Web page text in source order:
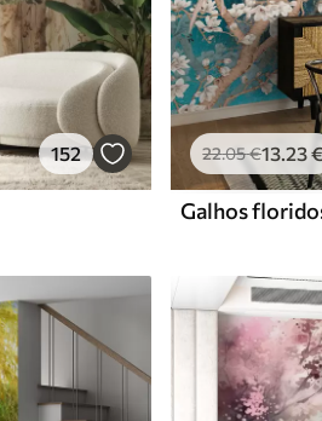
152 22.05€13.23
Galhos